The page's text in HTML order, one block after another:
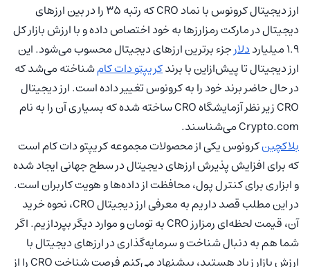
ارز دیجیتال کرونوس با نماد CRO که رتبه 35 را در بین ارزهای
دیجیتال در مارکت رمزارزها به خود اختصاص داده و با ارزش بازار کل
1.9 میلیارد
دلارجزء برترین ارزهای دیجیتال محسوب می‌شود. این
ارز دیجیتال تا پیش‌ازاین با برندکریپتو دات کامشناخته می‌شد که
در حال حاضر برند خود را به کرونوس تغییر داده است. ارز دیجیتال
CRO زیر نظر آزمایشگاه CRO ساخته شده که بسیاری آن را به نام
Crypto.com می‌شناسند.
بلاکچینکرونوس یکی از محصولات مجموعه کریپتو دات کام است
که برای افزایش پذیرش ارزهای دیجیتال در سطح جهانی ایجاد شده
و ابزاری برای کنترل پول، محافظت از داده‌ها و هویت کاربران است.
در این مطلب قصد داریم به معرفی ارز دیجیتال CRO، نحوه خرید
آن، قیمت لحظه‌ای رمزارز CRO به تومان و موارد دیگر بپردازیم. اگر
شما هم به دنبال شناخت و سرمایه‌گذاری در ارزهای دیجیتال با
ارزش بازار زیاد هستید، پیشنهاد می‌کنم فرصت شناخت CRO را از